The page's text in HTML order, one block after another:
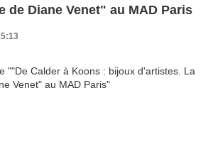
de Diane Venet" au MAD Paris